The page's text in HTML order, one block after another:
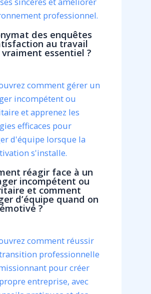
des enquêtes
au travail
essentiel ?
réagir face à un
incompétent ou
et comment
d’équipe quand on
?